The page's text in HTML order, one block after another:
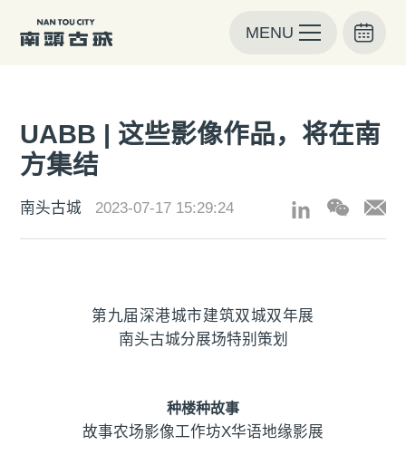
MENU
UABB | 这些影像作品，将在南
方集结
南头古城 2023-07-17 15:29:24
第九届深港城市建筑双城双年展
南头古城分展场特别策划
种楼种故事
故事农场影像工作坊X华语地缘影展